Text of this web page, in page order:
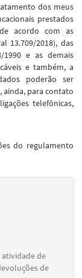
dos meus
prestados
acordo com as
13.709/2018), das
1990 e as demais
e também, a
poderão ser
ainda, para contato
telefônicas,
do regulamento
atividade de
de